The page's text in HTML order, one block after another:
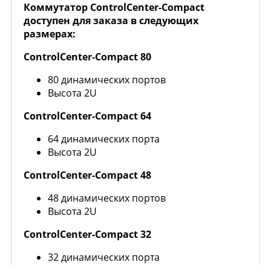
Коммутатор ControlCenter-Compact
доступен для заказа в следующих
размерах:
ControlCenter-Compact 80
80 динамических портов
Высота 2U
ControlCenter-Compact 64
64 динамических порта
Высота 2U
ControlCenter-Compact 48
48 динамических портов
Высота 2U
ControlCenter-Compact 32
32 динамических порта